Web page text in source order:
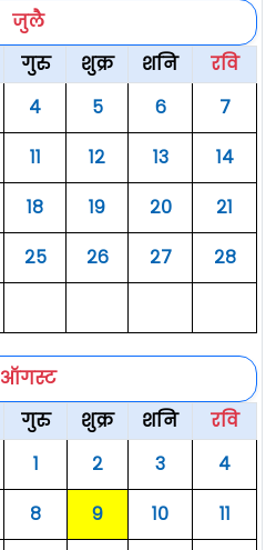
जुलै
गुरु शुक्र शनि
रवि
४ ५ ६
७
११ १२ १३
१४
१८ १९ २०
२१
२५ २६ २७
२८
ऑगस्ट
गुरु शुक्र शनि
रवि
१
२ ३
४
८ ९ १०
११